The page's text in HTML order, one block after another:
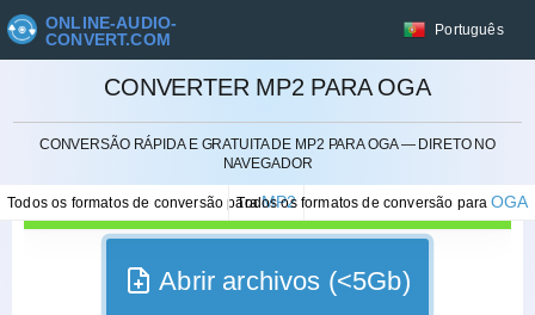
ONLINE-AUDIO-
CONVERT.COM
Português
CONVERTER MP2 PARA OGA
CONVERSÃO RÁPIDA E GRATUITA DE MP2 PARA OGA — DIRETO NO
NAVEGADOR
Todos os formatos de conversão paraMP2
Todos os formatos de conversão paraOGA
Abrir archivos (<5Gb)